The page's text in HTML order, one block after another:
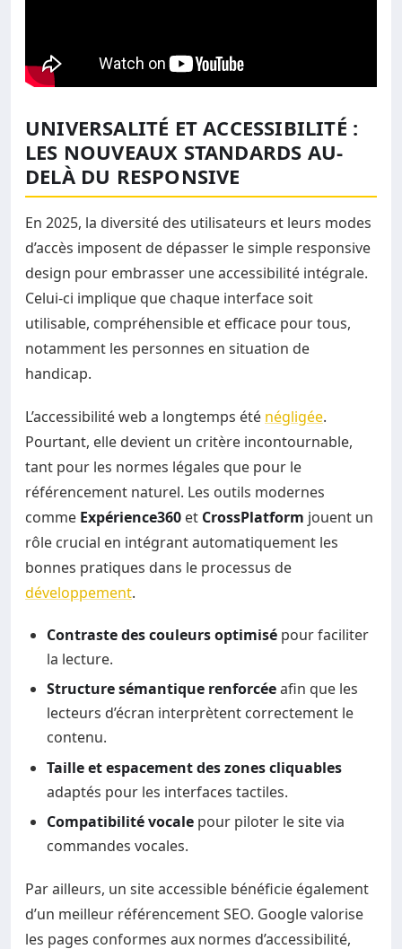
UNIVERSALITÉ ET ACCESSIBILITÉ :
LES NOUVEAUX STANDARDS AU-
DELÀ DU RESPONSIVE
En 2025, la diversité des utilisateurs et leurs modes
d’accès imposent de dépasser le simple responsive
design pour embrasser une accessibilité intégrale.
Celui-ci implique que chaque interface soit
utilisable, compréhensible et efficace pour tous,
notamment les personnes en situation de
handicap.
L’accessibilité web a longtemps été négligée.
Pourtant, elle devient un critère incontournable,
tant pour les normes légales que pour le
référencement naturel. Les outils modernes
comme Expérience360 et CrossPlatform jouent un
rôle crucial en intégrant automatiquement les
bonnes pratiques dans le processus de
développement.
Contraste des couleurs optimisé pour faciliter
la lecture.
Structure sémantique renforcéeafin que les
lecteurs d’écran interprètent correctement le
contenu.
Taille et espacement des zones cliquables
adaptés pour les interfaces tactiles.
Compatibilité vocale pour piloter le site via
commandes vocales.
Par ailleurs, un site accessible bénéficie également
d’un meilleur référencement SEO. Google valorise
les pages conformes aux normes d’accessibilité,